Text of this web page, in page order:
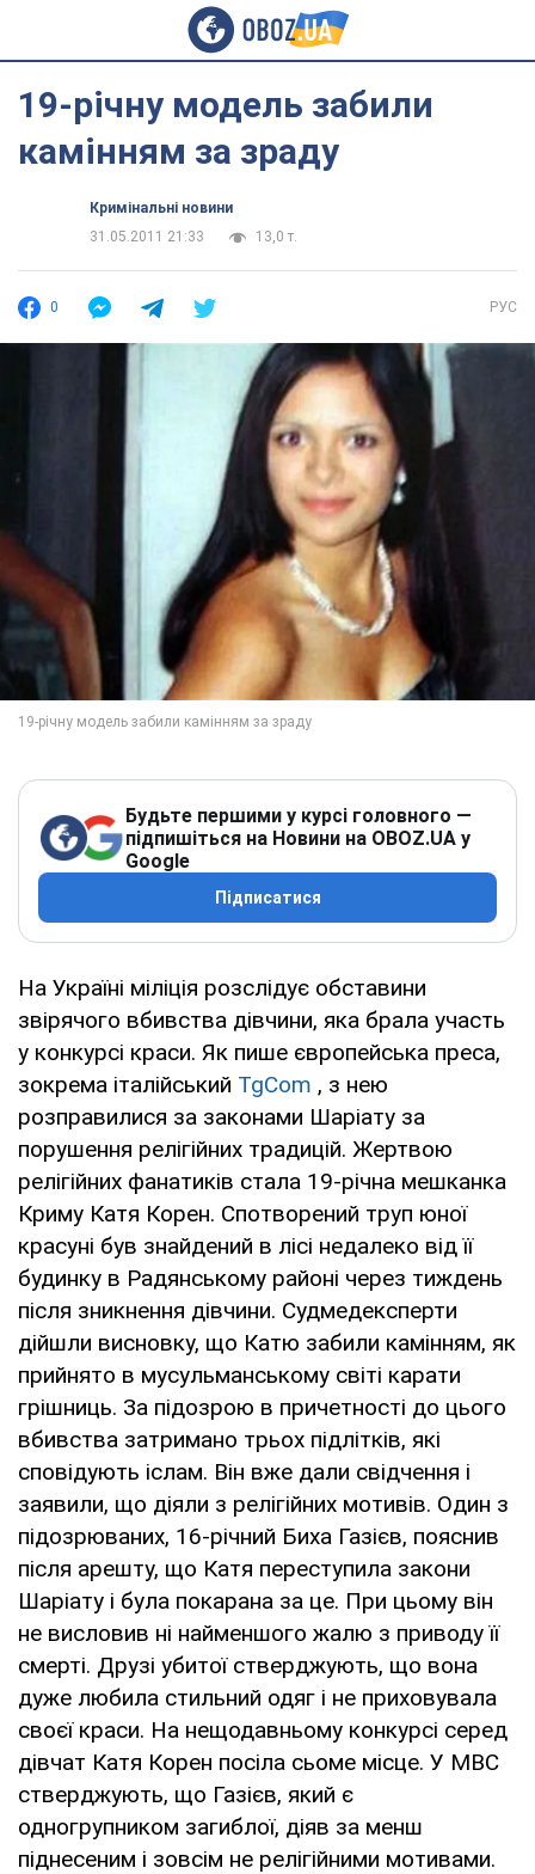
19-річну модель забили
камінням за зраду
Кримінальні новини
31.05.2011 21:33
13,0 т.
0 РУС
Будьте першими у курсі головного —
підпишіться на Новини на OBOZ.UA у
Google
Підписатися
На Україні міліція розслідує обставини
звірячого вбивства дівчини, яка брала участь
у конкурсі краси. Як пише європейська преса,
зокрема італійський TgCom , з нею
розправилися за законами Шаріату за
порушення релігійних традицій. Жертвою
релігійних фанатиків стала 19-річна мешканка
Криму Катя Корен. Спотворений труп юної
красуні був знайдений в лісі недалеко від її
будинку в Радянському районі через тиждень
після зникнення дівчини. Судмедексперти
дійшли висновку, що Катю забили камінням, як
прийнято в мусульманському світі карати
грішниць. За підозрою в причетності до цього
вбивства затримано трьох підлітків, які
сповідують іслам. Він вже дали свідчення і
заявили, що діяли з релігійних мотивів. Один з
підозрюваних, 16-річний Биха Газієв, пояснив
після арешту, що Катя переступила закони
Шаріату і була покарана за це. При цьому він
не висловив ні найменшого жалю з приводу її
смерті. Друзі убитої стверджують, що вона
дуже любила стильний одяг і не приховувала
своєї краси. На нещодавньому конкурсі серед
дівчат Катя Корен посіла сьоме місце. У МВС
стверджують, що Газієв, який є
одногрупником загиблої, діяв за менш
піднесеним і зовсім не релігійними мотивами.